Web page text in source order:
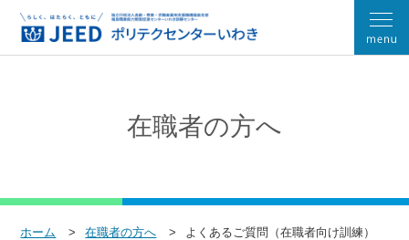
在職者の方へ
ホーム 在職者の方へ よくあるご質問（在職者向け訓練）